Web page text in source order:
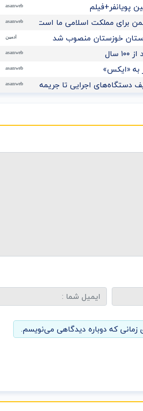
asanweb پویانفر+فیلم
asanweb برای مملکت اسلامی ما است
ادمین خوزستان منصوب شد
asanweb
asanweb به «ایکس»
asanweb
اجرایی تا جریمه نقدی برای
زمانی که دوباره دیدگاهی می‌نویسم.